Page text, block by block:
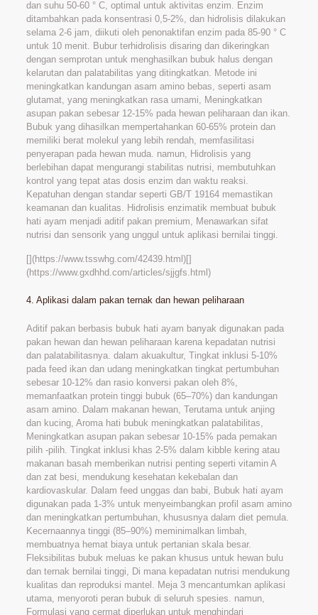
dan suhu 50-60 ° C, optimal untuk aktivitas enzim. Enzim
ditambahkan pada konsentrasi 0,5-2%, dan hidrolisis dilakukan
selama 2-6 jam, diikuti oleh penonaktifan enzim pada 85-90 ° C
untuk 10 menit. Bubur terhidrolisis disaring dan dikeringkan
dengan semprotan untuk menghasilkan bubuk halus dengan
kelarutan dan palatabilitas yang ditingkatkan. Metode ini
meningkatkan kandungan asam amino bebas, seperti asam
glutamat, yang meningkatkan rasa umami, Meningkatkan
asupan pakan sebesar 12-15% pada hewan peliharaan dan ikan.
Bubuk yang dihasilkan mempertahankan 60-65% protein dan
memiliki berat molekul yang lebih rendah, memfasilitasi
penyerapan pada hewan muda. namun, Hidrolisis yang
berlebihan dapat mengurangi stabilitas nutrisi, membutuhkan
kontrol yang tepat atas dosis enzim dan waktu reaksi.
Kepatuhan dengan standar seperti GB/T 19164 memastikan
keamanan dan kualitas. Hidrolisis enzimatik membuat bubuk
hati ayam menjadi aditif pakan premium, Menawarkan sifat
nutrisi dan sensorik yang unggul untuk aplikasi bernilai tinggi.
[](https://www.tsswhg.com/42439.html)[]
(https://www.gxdhhd.com/articles/sjjgfs.html)
4. Aplikasi dalam pakan ternak dan hewan peliharaan
Aditif pakan berbasis bubuk hati ayam banyak digunakan pada
pakan hewan dan hewan peliharaan karena kepadatan nutrisi
dan palatabilitasnya. dalam akuakultur, Tingkat inklusi 5-10%
pada feed ikan dan udang meningkatkan tingkat pertumbuhan
sebesar 10-12% dan rasio konversi pakan oleh 8%,
memanfaatkan protein tinggi bubuk (65–70%) dan kandungan
asam amino. Dalam makanan hewan, Terutama untuk anjing
dan kucing, Aroma hati bubuk meningkatkan palatabilitas,
Meningkatkan asupan pakan sebesar 10-15% pada pemakan
pilih -pilih. Tingkat inklusi khas 2-5% dalam kibble kering atau
makanan basah memberikan nutrisi penting seperti vitamin A
dan zat besi, mendukung kesehatan kekebalan dan
kardiovaskular. Dalam feed unggas dan babi, Bubuk hati ayam
digunakan pada 1-3% untuk menyeimbangkan profil asam amino
dan meningkatkan pertumbuhan, khususnya dalam diet pemula.
Kecernaannya tinggi (85–90%) meminimalkan limbah,
membuatnya hemat biaya untuk pertanian skala besar.
Fleksibilitas bubuk meluas ke pakan khusus untuk hewan bulu
dan ternak bernilai tinggi, Di mana kepadatan nutrisi mendukung
kualitas dan reproduksi mantel. Meja 3 mencantumkan aplikasi
utama, menyoroti peran bubuk di seluruh spesies. namun,
Formulasi yang cermat diperlukan untuk menghindari